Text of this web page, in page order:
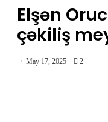
Elşən
çəkiliş
May 17, 2025 2